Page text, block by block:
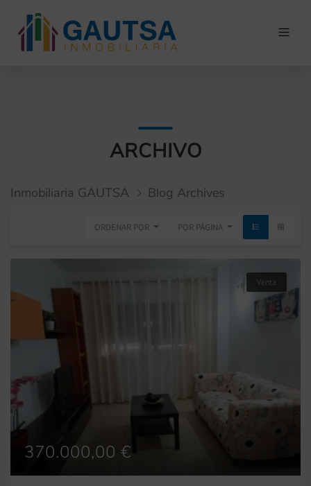
ARCHIVO
Inmobiliaria GAUTSA Blog Archives
ORDENAR POR POR PÁGINA
Venta
370.000,00 €